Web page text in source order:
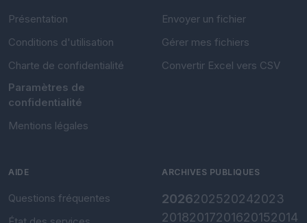
Présentation
Conditions d'utilisation
Charte de confidentialité
Paramètres de
confidentialité
Mentions légales
Envoyer un fichier
Gérer mes fichiers
Convertir Excel vers CSV
AIDE
Questions fréquentes
ARCHIVES PUBLIQUES
2026202520242023
20182017201620152014